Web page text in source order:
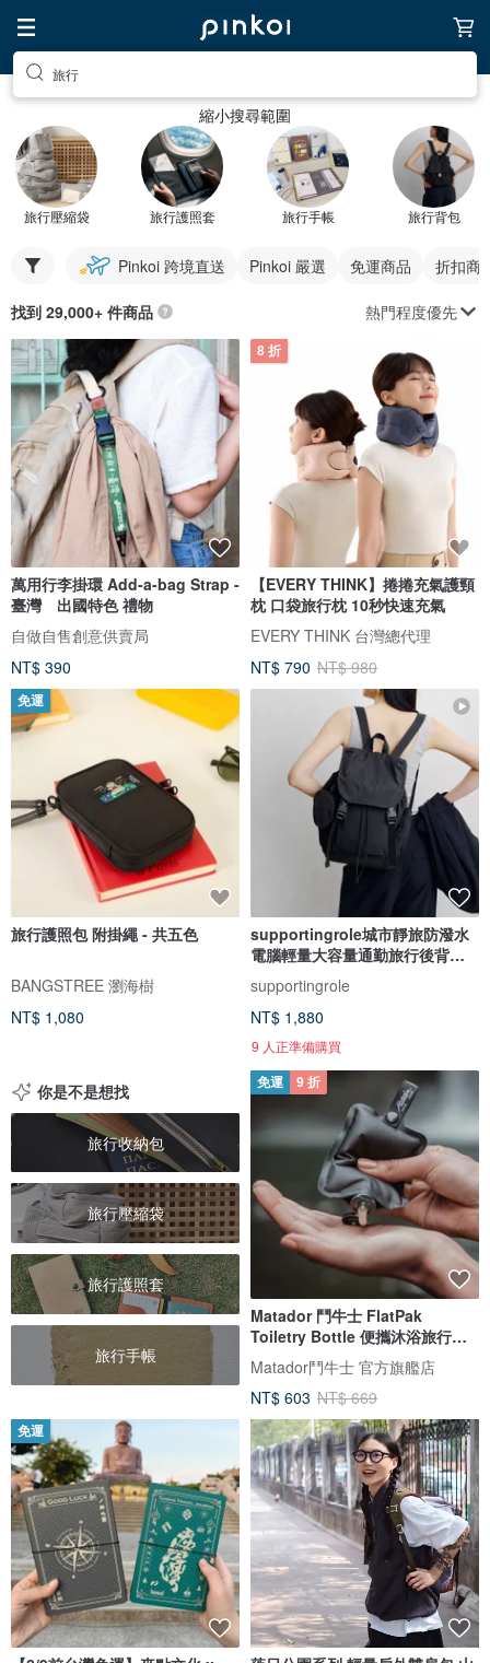
旅行
縮小搜尋範圍
旅行壓縮袋 旅行護照套 旅行手帳 旅行背包
Pinkoi 跨境直送 Pinkoi 嚴選 免運商品 折扣商
找到 29,000+ 件商品 熱門程度優先
萬用行李掛環 Add-a-bag Strap -
臺灣 出國特色 禮物
自做自售創意供賣局
NT$ 390
8 折
【EVERY THINK】捲捲充氣護頸
枕 口袋旅行枕 10秒快速充氣
EVERY THINK 台灣總代理
NT$ 790 NT$ 980
免運
旅行護照包 附掛繩 - 共五色
BANGSTREE 瀏海樹
NT$ 1,080
supportingrole城市靜旅防潑水
電腦輕量大容量通勤旅行後背包
supportingrole
NT$ 1,880
9 人正準備購買
你是不是想找
旅行收納包
旅行壓縮袋
旅行護照套
旅行手帳
免運 9 折
Matador 鬥牛士 FlatPak
Toiletry Bottle 便攜沐浴旅行分
裝瓶
Matador鬥牛士 官方旗艦店
NT$ 603 NT$ 669
免運